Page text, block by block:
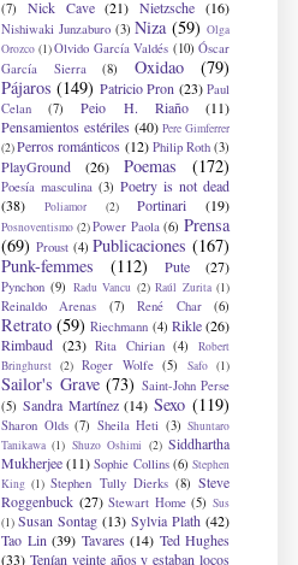
(7)
Nick Cave (21) Nietzsche (16)
Nishiwaki Junzaburo (3) Niza (59) Olga
Orozco (1)Olvido García Valdés (10) Óscar
García Sierra
(8) Oxidao
(79)
Pájaros (149) Patricio Pron (23) Paul
Celan
(7) Peio H. Riaño
(11)
Pensamientos estériles (40) Pere Gimferrer
(2)Perros románticos (12) Philip Roth (3)
PlayGround (26) Poemas (172)
Poesía masculina (3) Poetry is not dead
(38)
Poliamor (2) Portinari (19)
Posnoventismo (2) Power Paola (6) Prensa
(69) Proust (4) Publicaciones (167)
Punk-femmes
(112) Pute (27)
Pynchon (9) Radu Vancu (2) Raúl Zurita (1)
Reinaldo Arenas (7) René Char (6)
Retrato (59) Riechmann (4) Rikle (26)
Rimbaud (23) Rita Chirian (4)
Robert
Bringhurst (2) Roger Wolfe (5) Safo (1)
Sailor's Grave (73) Saint-John Perse
(5) Sandra Martínez (14) Sexo (119)
Sharon Olds (7) Sheila Heti (3) Shuntaro
Tanikawa (1) Shuzo Oshimi (2) Siddhartha
Mukherjee (11) Sophie Collins (6) Stephen
King (1) Stephen Tully Dierks (8) Steve
Roggenbuck (27) Stewart Home (5) Sus
(1) Susan Sontag (13) Sylvia Plath (42)
Tao Lin (39) Tavares (14) Ted Hughes
(33) Tenían veinte años y estaban locos